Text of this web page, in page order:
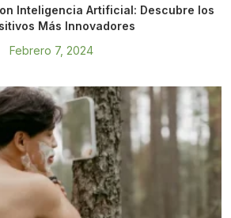
Inteligencia Artificial: Descubre los
Más Innovadores
Febrero 7, 2024